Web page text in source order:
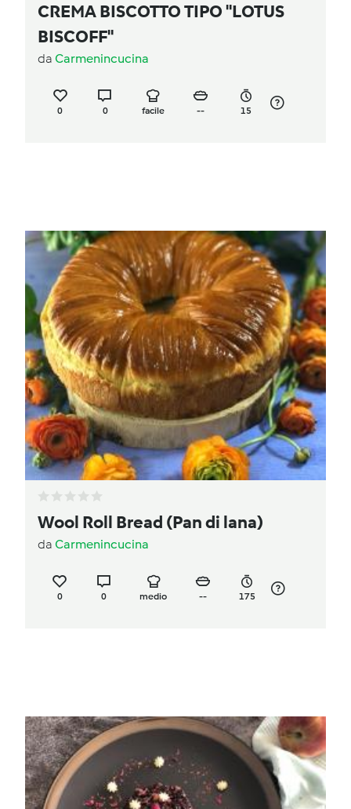
CREMA BISCOTTO TIPO "LOTUS
BISCOFF"
da Carmenincucina
0 0 facile -- 15
Wool Roll Bread (Pan di lana)
da Carmenincucina
0 0 medio -- 175